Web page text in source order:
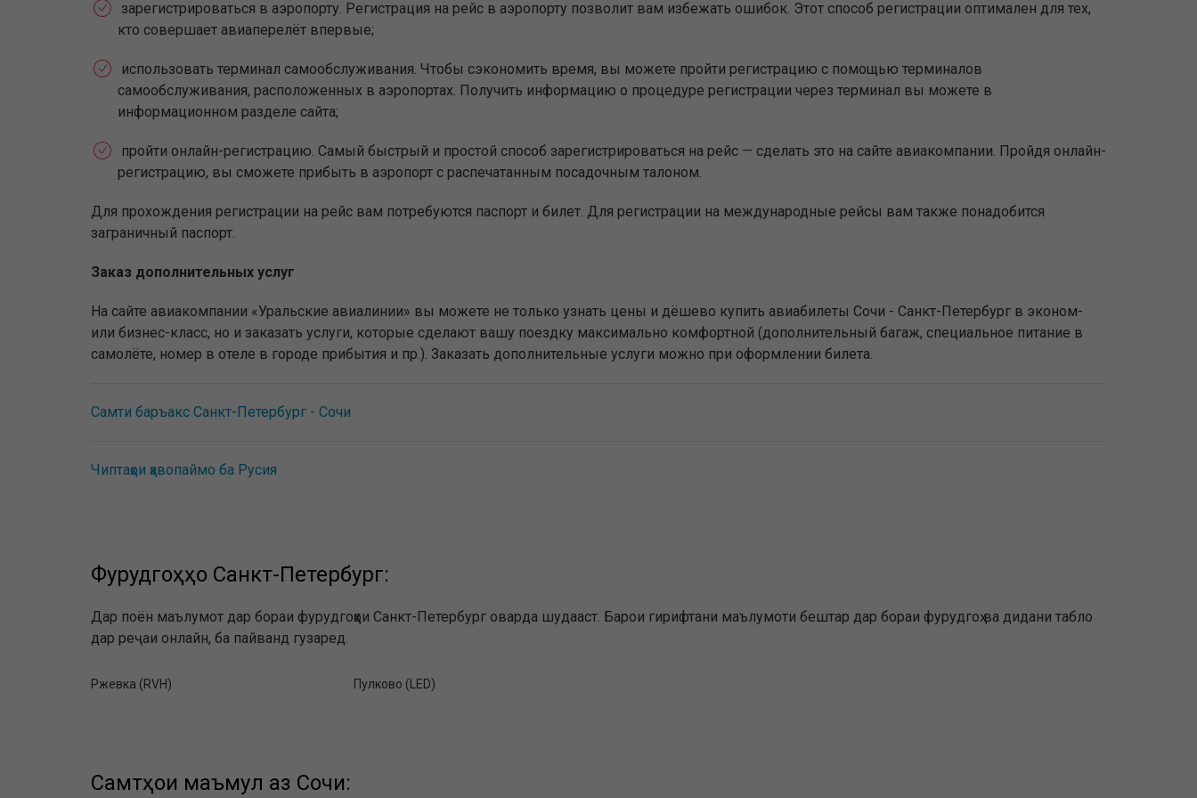
зарегистрироваться в аэропорту. Регистрация на рейс в аэропорту позволит вам избежать ошибок. Этот способ регистрации оптимален для тех,
кто совершает авиаперелёт впервые;
использовать терминал самообслуживания. Чтобы сэкономить время, вы можете пройти регистрацию с помощью терминалов
самообслуживания, расположенных в аэропортах. Получить информацию о процедуре регистрации через терминал вы можете в
информационном разделе сайта;
пройти онлайн-регистрацию. Самый быстрый и простой способ зарегистрироваться на рейс — сделать это на сайте авиакомпании. Пройдя онлайн-
регистрацию, вы сможете прибыть в аэропорт с распечатанным посадочным талоном.
Для прохождения регистрации на рейс вам потребуются паспорт и билет. Для регистрации на международные рейсы вам также понадобится
заграничный паспорт.
Заказ дополнительных услуг
На сайте авиакомпании «Уральские авиалинии» вы можете не только узнать цены и дёшево купить авиабилеты Сочи - Санкт-Петербург в эконом-
или бизнес-класс, но и заказать услуги, которые сделают вашу поездку максимально комфортной (дополнительный багаж, специальное питание в
самолёте, номер в отеле в городе прибытия и пр.). Заказать дополнительные услуги можно при оформлении билета.
Самти баръакс Санкт-Петербург - Сочи
Чиптаҳои ҳавопаймо ба Русия
Фурудгоҳҳо Санкт-Петербург:
Дар поён маълумот дар бораи фурудгоҳҳои Санкт-Петербург оварда шудааст. Барои гирифтани маълумоти бештар дар бораи фурудгоҳ ва дидани табло
дар реҷаи онлайн, ба пайванд гузаред.
Ржевка (RVH) Пулково (LED)
Самтҳои маъмул аз Сочи: